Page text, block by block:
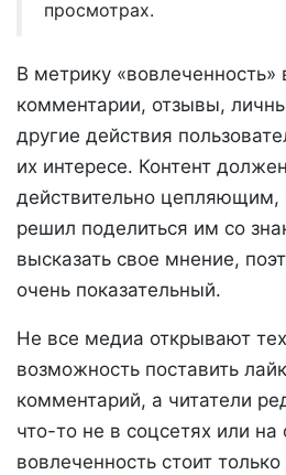
просмотрах.
В метрику «вовлеченность»
комментарии, отзывы,
другие действия
их интересе. Контент
действительно цепляющим,
решил поделиться им со
высказать свое мнение,
очень показательный.
Не все медиа открывают
возможность поставить
комментарий, а читатели
что-то не в соцсетях или
вовлеченность стоит